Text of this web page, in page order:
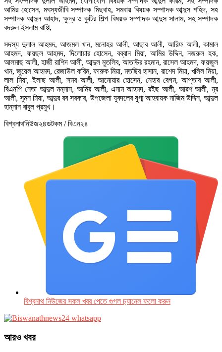
আমির হোসেন, মৎস্যজীবি সম্পাদক মিছবাহ, সমবায় বিষয়ক সম্পাদক আব্দুস শহিদ, সহ
সম্পাদক আব্দুল আহাদ, ক্ষুদ্র ও কুটির শিল্প বিষয়ক সম্পাদক আব্দুস সালাম, সহ সম্পাদক
বদরুল ইসলাম বাপ্পি,
সদস্য দুলাল আহমদ, আজমল খান, মনোহর আলী, আছাব আলী, আরিফ আলী, কামাল
আহমদ, ফয়ছল আহমদ, দিলোয়ার হোসেন, বব্বান মিয়া, আমির উদ্দিন, নজরুল হক,
আলমাছ আলী, হাজী রাশিদ আলী, আব্দুল মুতলিব, আতাউর রহমান, রাসেল আহমদ, ফয়জুল
খান, জুয়েল আহমদ, রেজাউল করিম, ফারুক মিয়া, মতছির হাসান, রাশেদ মিয়া, খলিল মিয়া,
লাল মিয়া, ইলাছ আলী, সমর আলী, আনোয়ার হোসেন, নেহার বেগম, আপ্তাব আলী,
বিএনপি নেতা আব্দুল মন্নান, আমির আলী, এনাম আহমদ, রইছ আলী, আরশ আলী, নূর
আলী, সুমন মিয়া, আব্দুর রব সরকার, উপজেলা যুবদলের যুগ্ম আহবায়ক নাজিম উদ্দিন, আব্দুল
হান্নান বাবুল প্রমুখ।
বিশ্বনাথনিউজ২৪ডটকম / বিএন২৪
বিশ্বনাথ নিউজের সকল খবর পেতে গুগল চ‌্যানেল ফলো করুন
আরও খবর